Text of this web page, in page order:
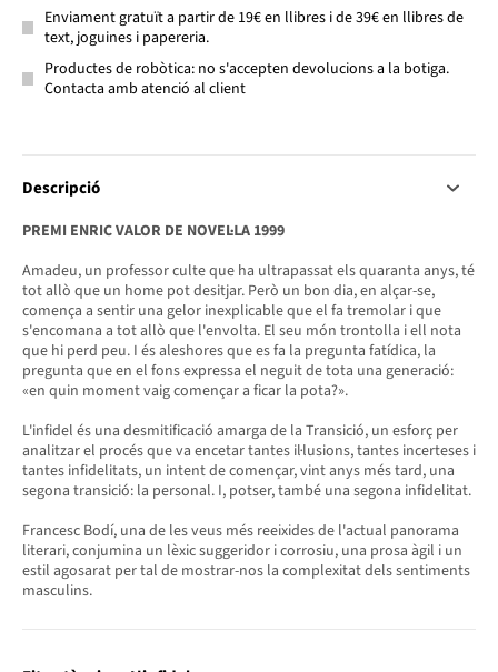
Enviament gratuït a partir de 19€ en llibres i de 39€ en llibres de
text, joguines i papereria.
Productes de robòtica: no s'accepten devolucions a la botiga.
Contacta amb atenció al client
Descripció
PREMI ENRIC VALOR DE NOVEL·LA 1999
Amadeu, un professor culte que ha ultrapassat els quaranta anys, té
tot allò que un home pot desitjar. Però un bon dia, en alçar-se,
comença a sentir una gelor inexplicable que el fa tremolar i que
s'encomana a tot allò que l'envolta. El seu món trontolla i ell nota
que hi perd peu. I és aleshores que es fa la pregunta fatídica, la
pregunta que en el fons expressa el neguit de tota una generació:
«en quin moment vaig començar a ficar la pota?».
L'infidel és una desmitificació amarga de la Transició, un esforç per
analitzar el procés que va encetar tantes il·lusions, tantes incerteses i
tantes infidelitats, un intent de començar, vint anys més tard, una
segona transició: la personal. I, potser, també una segona infidelitat.
Francesc Bodí, una de les veus més reeixides de l'actual panorama
literari, conjumina un lèxic suggeridor i corrosiu, una prosa àgil i un
estil agosarat per tal de mostrar-nos la complexitat dels sentiments
masculins.